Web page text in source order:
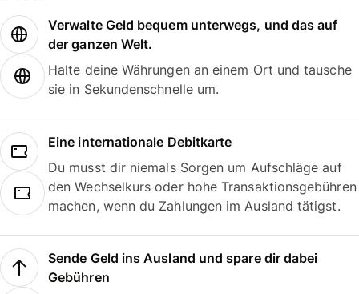
Verwalte Geld bequem unterwegs, und das auf
der ganzen Welt.
Halte deine Währungen an einem Ort und tausche
sie in Sekundenschnelle um.
Eine internationale Debitkarte
Du musst dir niemals Sorgen um Aufschläge auf
den Wechselkurs oder hohe Transaktionsgebühren
machen, wenn du Zahlungen im Ausland tätigst.
Sende Geld ins Ausland und spare dir dabei
Gebühren